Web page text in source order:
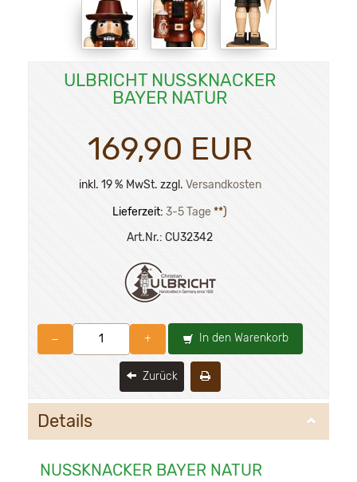
ULBRICHT NUSSKNACKER
BAYER NATUR
169,90 EUR
inkl. 19 % MwSt. zzgl. Versandkosten
Lieferzeit: 3-5 Tage **)
Art.Nr.: CU32342
– + In den Warenkorb
Zurück
Details
NUSSKNACKER BAYER NATUR